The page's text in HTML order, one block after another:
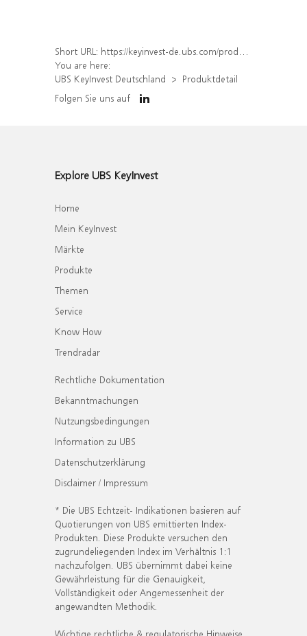
Short URL: https://keyinvest-de.ubs.com/produkt/detail/index/isin/DE000WA5C776
You are here:
UBS KeyInvest Deutschland
Produktdetail
Folgen Sie uns auf
Explore UBS KeyInvest
Home
Mein KeyInvest
Märkte
Produkte
Themen
Service
Know How
Trendradar
Rechtliche Dokumentation
Bekanntmachungen
Nutzungsbedingungen
Information zu UBS
Datenschutzerklärung
Disclaimer / Impressum
* Die UBS Echtzeit- Indikationen basieren auf
Quotierungen von UBS emittierten Index-
Produkten. Diese Produkte versuchen den
zugrundeliegenden Index im Verhältnis 1:1
nachzufolgen. UBS übernimmt dabei keine
Gewährleistung für die Genauigkeit,
Vollständigkeit oder Angemessenheit der
angewandten Methodik.